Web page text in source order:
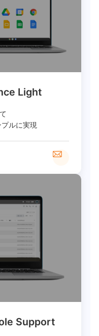
Light
ルに実現
Support